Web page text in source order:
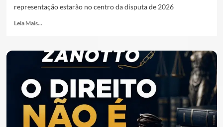
representação estarão no centro da disputa de 2026
Leia Mais...